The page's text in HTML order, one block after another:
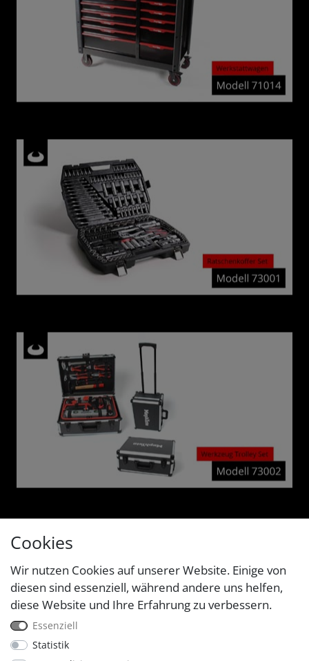
Cookies
Wir nutzen Cookies auf unserer Website. Einige von
diesen sind essenziell, während andere uns helfen,
diese Website und Ihre Erfahrung zu verbessern.
Essenziell
Statistik